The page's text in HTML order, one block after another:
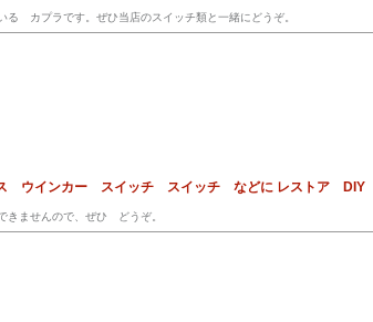
る カプラです。ぜひ当店のスイッチ類と一緒にどうぞ。
ウインカー スイッチ スイッチ などに レストア DIY
きませんので、ぜひ どうぞ。